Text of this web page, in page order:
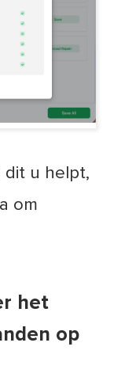
dit u helpt,
om
het
op